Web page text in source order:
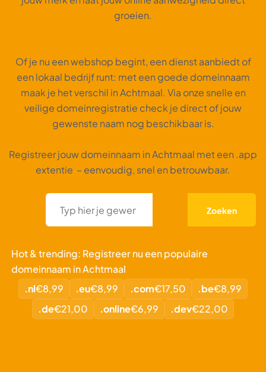
groeien.
Of je nu een webshop begint, een dienst aanbiedt of
een lokaal bedrijf runt: met een goede domeinnaam
maak je het verschil in Achtmaal. Via onze snelle en
veilige domeinregistratie check je direct of jouw
gewenste naam nog beschikbaar is.
Registreer jouw domeinnaam in Achtmaal met een .app
extentie – eenvoudig, snel en betrouwbaar.
Zoeken
Hot & trending: Registreer nu een populaire
domeinnaam in Achtmaal
.nl€8,99 .eu€8,99 .com€17,50 .be€8,99
.de€21,00 .online€6,99 .dev€22,00